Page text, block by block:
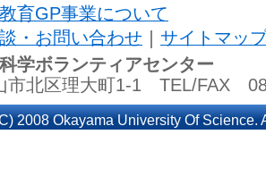
教育GP事業について
・お問い合わせ
サイトマッ
学ボランティアセンター
市北区理大町1-1 TEL/FAX
2008 Okayama University Of Science.